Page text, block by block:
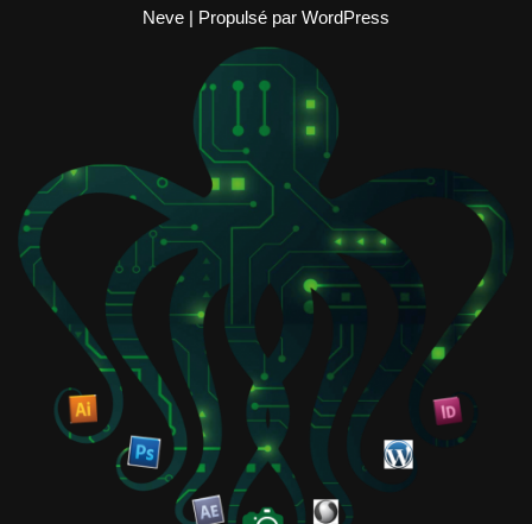
Neve | Propulsé par WordPress